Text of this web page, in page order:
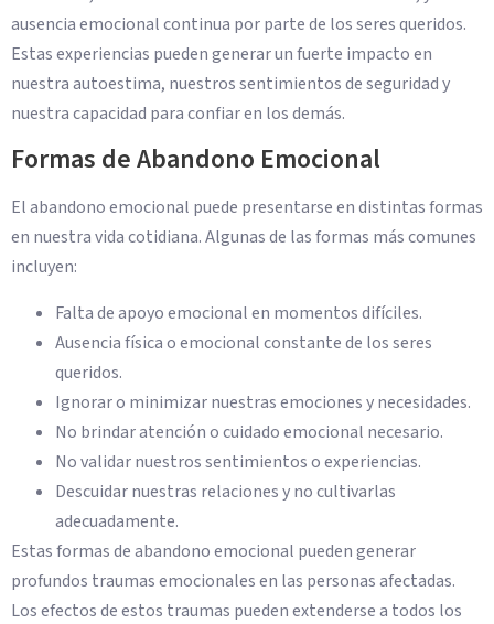
ausencia emocional continua por parte de los seres queridos.
Estas experiencias pueden generar un fuerte impacto en
nuestra autoestima, nuestros sentimientos de seguridad y
nuestra capacidad para confiar en los demás.
Formas de Abandono Emocional
El abandono emocional puede presentarse en distintas formas
en nuestra vida cotidiana. Algunas de las formas más comunes
incluyen:
Falta de apoyo emocional en momentos difíciles.
Ausencia física o emocional constante de los seres
queridos.
Ignorar o minimizar nuestras emociones y necesidades.
No brindar atención o cuidado emocional necesario.
No validar nuestros sentimientos o experiencias.
Descuidar nuestras relaciones y no cultivarlas
adecuadamente.
Estas formas de abandono emocional pueden generar
profundos traumas emocionales en las personas afectadas.
Los efectos de estos traumas pueden extenderse a todos los